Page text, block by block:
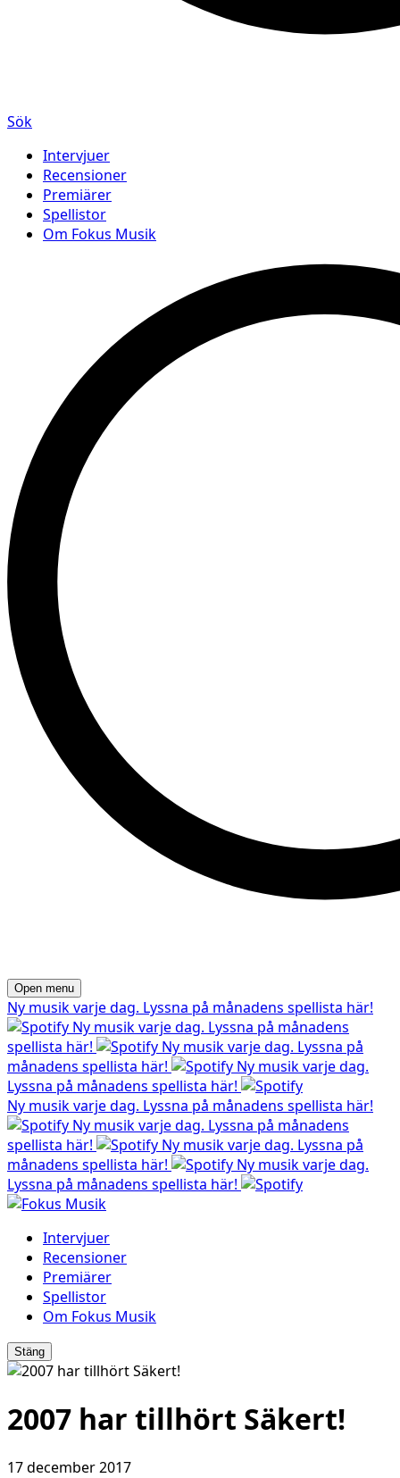
Sök
Intervjuer
Recensioner
Premiärer
Spellistor
Om Fokus Musik
Open menu
Ny musik varje dag. Lyssna på månadens spellista här!
Ny musik varje dag. Lyssna på månadens
spellista här!
Ny musik varje dag. Lyssna på
månadens spellista här!
Ny musik varje dag.
Lyssna på månadens spellista här!
Ny musik varje dag. Lyssna på månadens spellista här!
Ny musik varje dag. Lyssna på månadens
spellista här!
Ny musik varje dag. Lyssna på
månadens spellista här!
Ny musik varje dag.
Lyssna på månadens spellista här!
Intervjuer
Recensioner
Premiärer
Spellistor
Om Fokus Musik
Stäng
2007 har tillhört Säkert!
17 december 2017